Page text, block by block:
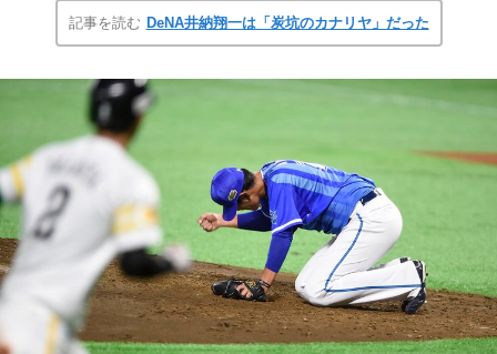
記事を読む DeNA井納翔一は「炭坑のカナリヤ」だった